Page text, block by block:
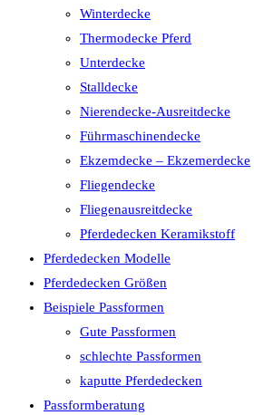
Winterdecke
Thermodecke Pferd
Unterdecke
Stalldecke
Nierendecke-Ausreitdecke
Führmaschinendecke
Ekzemdecke – Ekzemerdecke
Fliegendecke
Fliegenausreitdecke
Pferdedecken Keramikstoff
Pferdedecken Modelle
Pferdedecken Größen
Beispiele Passformen
Gute Passformen
schlechte Passformen
kaputte Pferdedecken
Passformberatung